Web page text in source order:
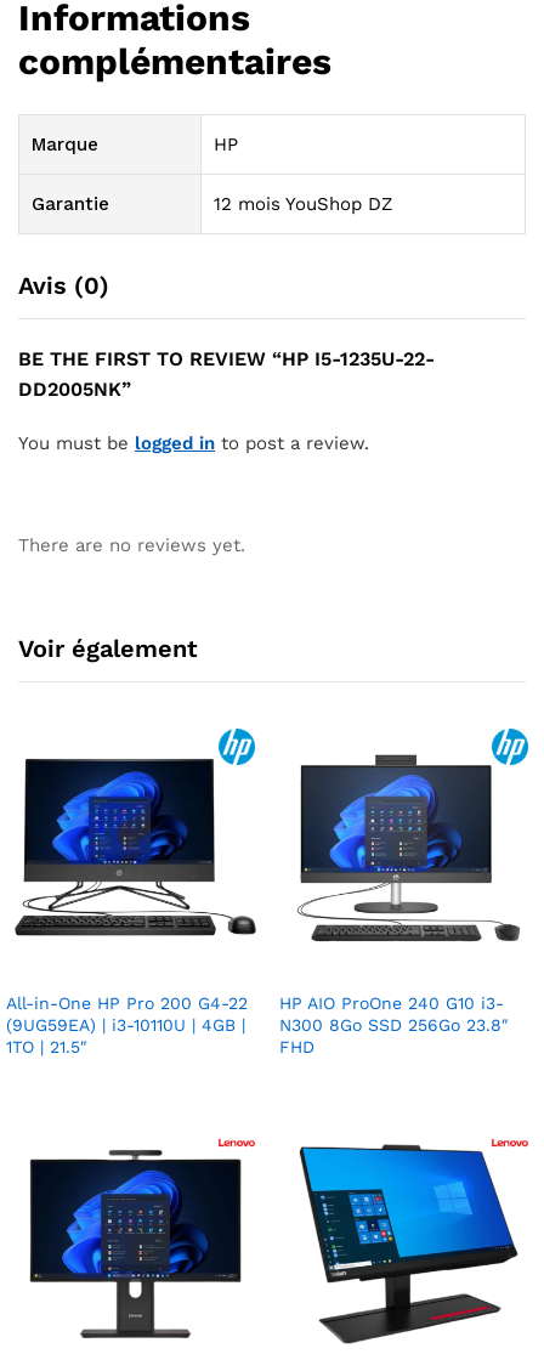
Informations
complémentaires
Marque HP
Garantie 12 mois YouShop DZ
Avis (0)
BE THE FIRST TO REVIEW “HP I5-1235U-22-
DD2005NK”
You must be logged in to post a review.
There are no reviews yet.
Voir également
All-in-One HP Pro 200 G4-22
(9UG59EA) | i3-10110U | 4GB |
1TO | 21.5″
HP AIO ProOne 240 G10 i3-
N300 8Go SSD 256Go 23.8″
FHD